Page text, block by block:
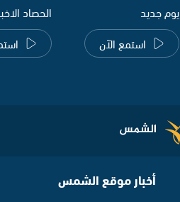
يوم جديد
استمع الآن
الحصاد
أخبار موقع الشمس